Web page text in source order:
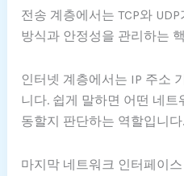
전송 계층에서는 TCP와
방식과 안정성을 관리하는
인터넷 계층에서는 IP 주소
니다. 쉽게 말하면 어떤 네
동할지 판단하는 역할입니다.
마지막 네트워크 인터페이